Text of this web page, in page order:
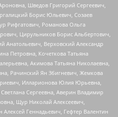
Шведов Григорий Сергеевич,
Борис Юльевич, Созаев
Рифгатович, Романова Ольга
Цирульников Борис Альбертович,
Анатольевич, Верховский Александр
Петровна, Кочеткова Татьяна
Акимова Татьяна Николаевна,
Рачинский Ян Збигневич, Жемкова
Илларионова Юлия Юрьевна,
Сергеевна, Аверин Владимир
Щур Николай Алексеевич,
Геннадьевич, Гефтер Валентин